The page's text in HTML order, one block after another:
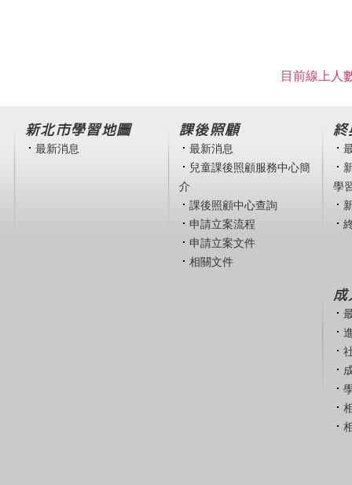
目前線上人
新北市學習地圖
最新消息
課後照顧
最新消息
兒童課後照顧服務中心簡
介
課後照顧中心查詢
申請立案流程
申請立案文件
相關文件
終
學